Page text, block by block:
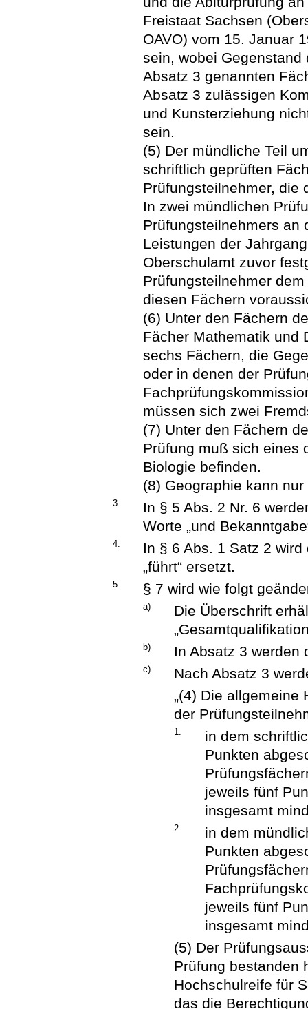
Freistaat Sachsen
OAVO) vom 15. Januar
sein, wobei
Absatz 3 genannten
Absatz 3 zulässigen
und Kunsterziehung
sein.
(5) Der mündliche Teil
schriftlich geprüften
Prüfungsteilnehmer, die
In zwei mündlichen
Prüfungsteilnehmers an
Leistungen der
Oberschulamt zuvor
Prüfungsteilnehmer
diesen Fächern
(6) Unter den Fächern
Fächer Mathematik und
sechs Fächern, die
oder in denen der
müssen sich zwei
(7) Unter den Fächern
Prüfung muß sich eines
Biologie befinden.
(8) Geographie kann
3.
In § 5 Abs. 2 Nr. 6
Worte „und
4.
In § 6 Abs. 1 Satz 2 wird
„führt“ ersetzt.
5. § 7 wird wie folgt
a)
Die Überschrift
b) In Absatz 3 werden
c)
Nach Absatz 3
„(4) Die allgemeine
der
1.
in dem
Punkten
jeweils fünf
insgesamt
2.
in dem
Punkten
jeweils fünf
insgesamt
(5) Der
Prüfung bestanden
Hochschulreife für
das die